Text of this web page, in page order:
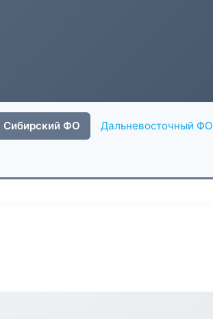
Сибирский ФО Дальневосточный ФО